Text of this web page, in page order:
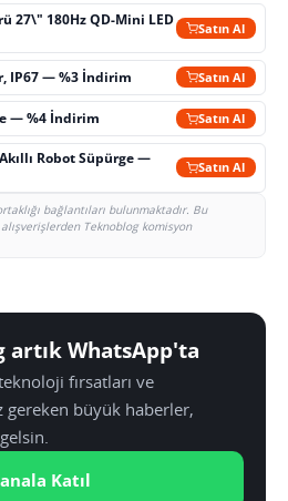
27\" 180Hz QD-Mini LED
Satın Al
IP67 — %3 İndirim Satın Al
— %4 İndirim Satın Al
Robot Süpürge —
Satın Al
bağlantıları bulunmaktadır. Bu
Teknoblog komisyon
artık WhatsApp'ta
fırsatları ve
gereken büyük haberler,
Katıl